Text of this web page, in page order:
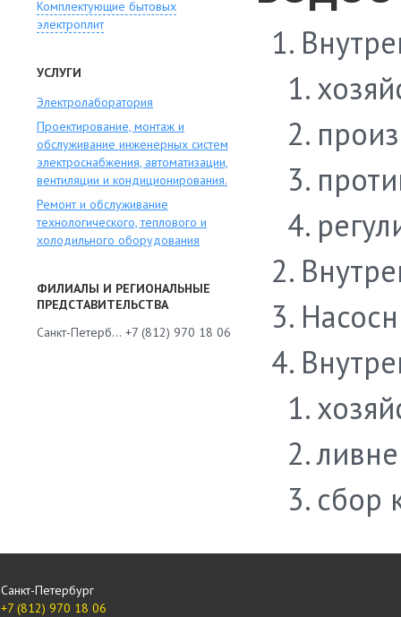
Комплектующие бытовых
электроплит
УСЛУГИ
Электролаборатория
Проектирование, монтаж и
обслуживание инженерных систем
электроснабжения, автоматизации,
вентиляции и кондиционирования.
Ремонт и обслуживание
технологического, теплового и
холодильного оборудования
ФИЛИАЛЫ И РЕГИОНАЛЬНЫЕ
ПРЕДСТАВИТЕЛЬСТВА
Санкт-Петербург +7 (812) 970 18 06
сбор
Санкт-Петербург
+7 (812) 970 18 06